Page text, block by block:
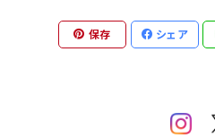
NEO SKA / 2TONE / SKA PUNK
保存 シェア